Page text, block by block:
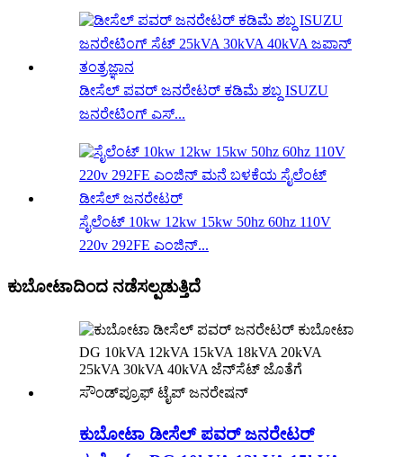
ಡೀಸೆಲ್ ಪವರ್ ಜನರೇಟರ್ ಕಡಿಮೆ ಶಬ್ದ ISUZU
ಜನರೇಟಿಂಗ್ ಎಸ್...
ಸೈಲೆಂಟ್ 10kw 12kw 15kw 50hz 60hz 110V
220v 292FE ಎಂಜಿನ್...
ಕುಬೋಟಾದಿಂದ ನಡೆಸಲ್ಪಡುತ್ತಿದೆ
ಕುಬೋಟಾ ಡೀಸೆಲ್ ಪವರ್ ಜನರೇಟರ್